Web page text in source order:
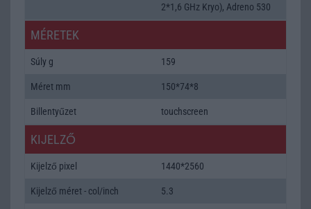
2*1,6 GHz Kryo), Adreno 530
MÉRETEK
Súly g 159
Méret mm 150*74*8
Billentyűzet touchscreen
KIJELZŐ
Kijelző pixel 1440*2560
Kijelző méret - col/inch 5.3